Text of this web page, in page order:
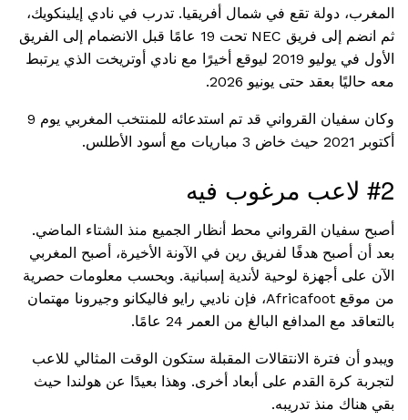
المغرب، دولة تقع في شمال أفريقيا. تدرب في نادي إيلينكويك،
ثم انضم إلى فريق NEC تحت 19 عامًا قبل الانضمام إلى الفريق
الأول في يوليو 2019 ليوقع أخيرًا مع نادي أوتريخت الذي يرتبط
معه حاليًا بعقد حتى يونيو 2026.
وكان سفيان القرواني قد تم استدعائه للمنتخب المغربي يوم 9
أكتوبر 2021 حيث خاض 3 مباريات مع أسود الأطلس.
#2 لاعب مرغوب فيه
أصبح سفيان القرواني محط أنظار الجميع منذ الشتاء الماضي.
بعد أن أصبح هدفًا لفريق رين في الآونة الأخيرة، أصبح المغربي
الآن على أجهزة لوحية لأندية إسبانية. وبحسب معلومات حصرية
من موقع Africafoot، فإن ناديي رايو فاليكانو وجيرونا مهتمان
بالتعاقد مع المدافع البالغ من العمر 24 عامًا.
ويبدو أن فترة الانتقالات المقبلة ستكون الوقت المثالي للاعب
لتجربة كرة القدم على أبعاد أخرى. وهذا بعيدًا عن هولندا حيث
بقي هناك منذ تدريبه.